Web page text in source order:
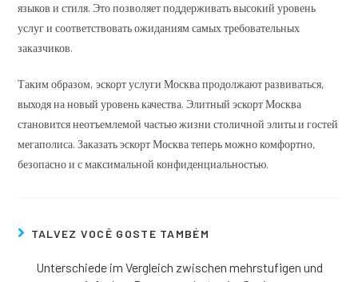
языков и стиля. Это позволяет поддерживать высокий уровень
услуг и соответствовать ожиданиям самых требовательных
заказчиков.
Таким образом, эскорт услуги Москва продолжают развиваться,
выходя на новый уровень качества. Элитный эскорт Москва
становится неотъемлемой частью жизни столичной элиты и гостей
мегаполиса. Заказать эскорт Москва теперь можно комфортно,
безопасно и с максимальной конфиденциальностью.
TALVEZ VOCÊ GOSTE TAMBÉM
Unterschiede im Vergleich zwischen mehrstufigen und